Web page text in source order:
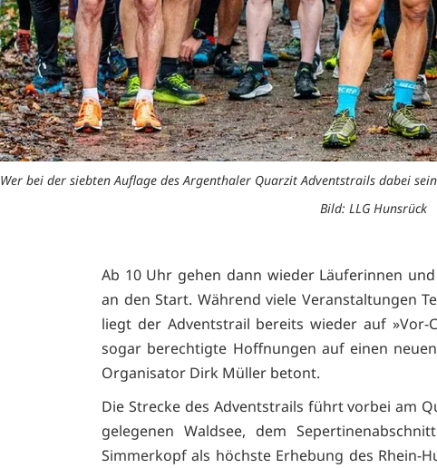
Wer bei der siebten Auflage des Argenthaler Quarzit Adventstrails dabei
Bild: LLG Hunsrück
Ab 10 Uhr gehen dann wieder Läuferinnen
an den Start. Während viele Veranstaltungen
liegt der Adventstrail bereits wieder auf »Vor-
sogar berechtigte Hoffnungen auf einen
Organisator Dirk Müller betont.
Die Strecke des Adventstrails führt vorbei am
gelegenen Waldsee, dem
Simmerkopf als höchste Erhebung des Rhein-